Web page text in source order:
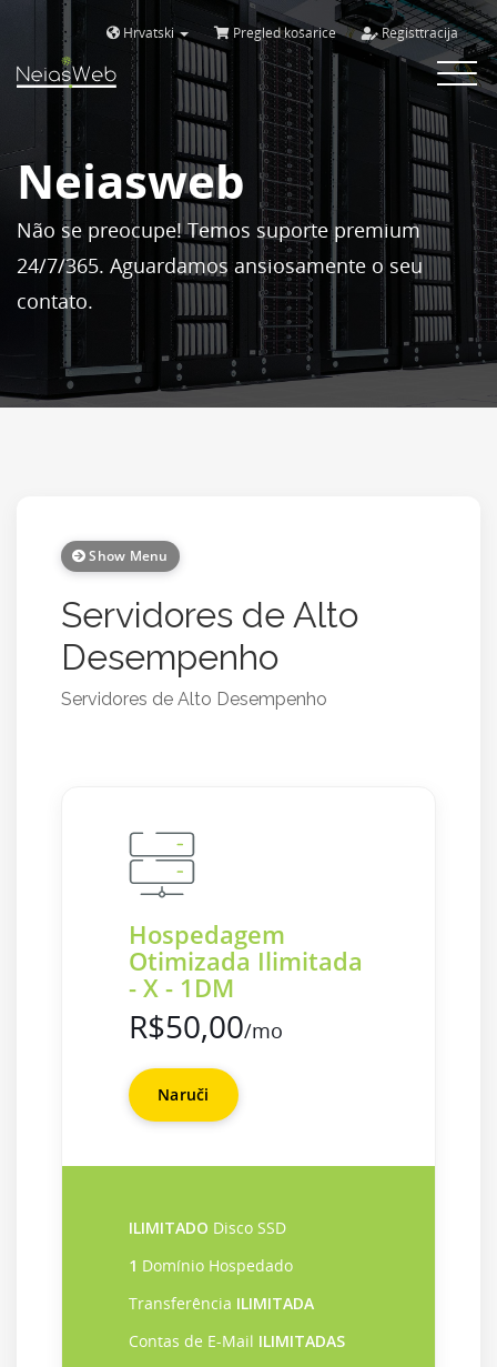
Hrvatski Pregled košarice Registtracija
Toggle
Neiasweb
Não se preocupe! Temos suporte premium
24/7/365. Aguardamos ansiosamente o seu
contato.
Show Menu
Servidores de Alto
Desempenho
Servidores de Alto Desempenho
Hospedagem
Otimizada Ilimitada
- X - 1DM
R$50,00/mo
Naruči
ILIMITADO Disco SSD
1 Domínio Hospedado
Transferência ILIMITADA
Contas de E-Mail ILIMITADAS